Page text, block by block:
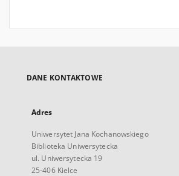
DANE KONTAKTOWE
Adres
Uniwersytet Jana Kochanowskiego
Biblioteka Uniwersytecka
ul. Uniwersytecka 19
25-406 Kielce